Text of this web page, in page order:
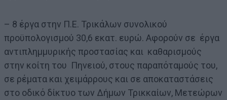
– 8 έργα στην Π.Ε. Τρικάλων συνολικού
προϋπολογισμού 30,6 εκατ. ευρώ. Αφορούν σε έργα
αντιπλημμυρικής προστασίας και καθαρισμούς
στην κοίτη του Πηνειού, στους παραπόταμούς του,
σε ρέματα και χειμάρρους και σε αποκαταστάσεις
στο οδικό δίκτυο των Δήμων Τρικκαίων, Μετεώρων